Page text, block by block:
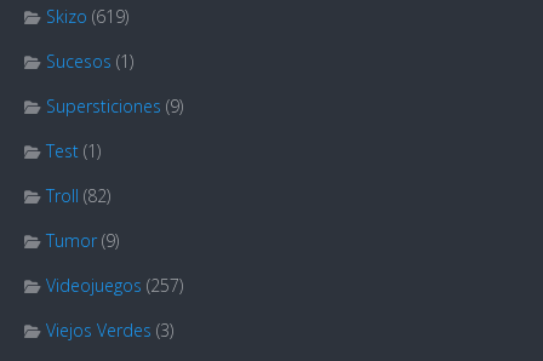
Skizo (619)
Sucesos (1)
Supersticiones (9)
Test (1)
Troll (82)
Tumor (9)
Videojuegos (257)
Viejos Verdes (3)